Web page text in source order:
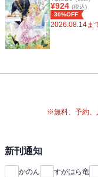
¥924 (税込)
30%OFF
2026.08.14ま
※無料、予約、
新刊通知
かのん すがはら竜